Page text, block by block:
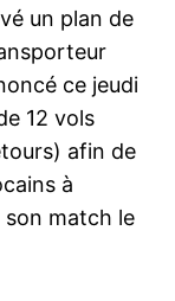
un plan de
ce jeudi
12 vols
afin de
à
son match le